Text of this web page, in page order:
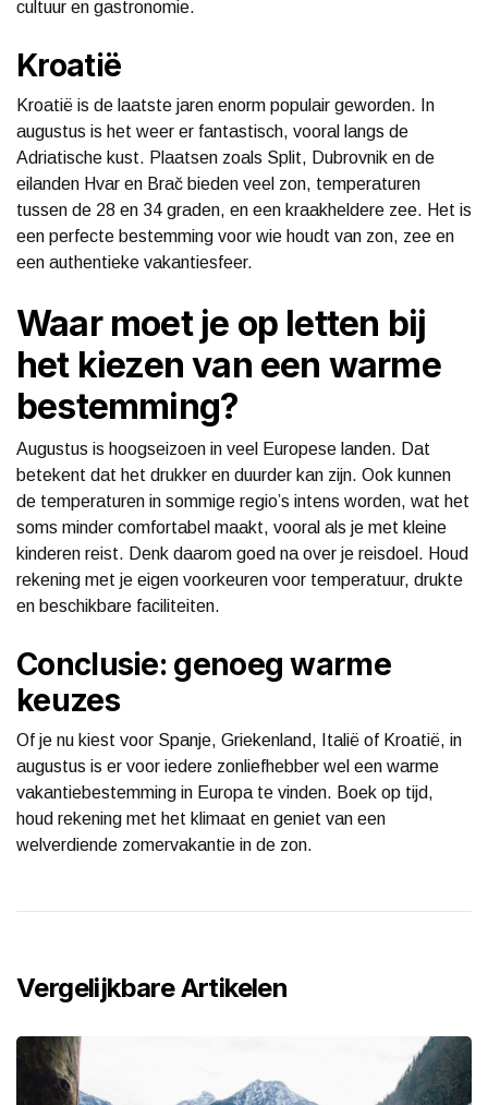
cultuur en gastronomie.
Kroatië
Kroatië is de laatste jaren enorm populair geworden. In
augustus is het weer er fantastisch, vooral langs de
Adriatische kust. Plaatsen zoals Split, Dubrovnik en de
eilanden Hvar en Brač bieden veel zon, temperaturen
tussen de 28 en 34 graden, en een kraakheldere zee. Het is
een perfecte bestemming voor wie houdt van zon, zee en
een authentieke vakantiesfeer.
Waar moet je op letten bij
het kiezen van een warme
bestemming?
Augustus is hoogseizoen in veel Europese landen. Dat
betekent dat het drukker en duurder kan zijn. Ook kunnen
de temperaturen in sommige regio’s intens worden, wat het
soms minder comfortabel maakt, vooral als je met kleine
kinderen reist. Denk daarom goed na over je reisdoel. Houd
rekening met je eigen voorkeuren voor temperatuur, drukte
en beschikbare faciliteiten.
Conclusie: genoeg warme
keuzes
Of je nu kiest voor Spanje, Griekenland, Italië of Kroatië, in
augustus is er voor iedere zonliefhebber wel een warme
vakantiebestemming in Europa te vinden. Boek op tijd,
houd rekening met het klimaat en geniet van een
welverdiende zomervakantie in de zon.
Vergelijkbare Artikelen